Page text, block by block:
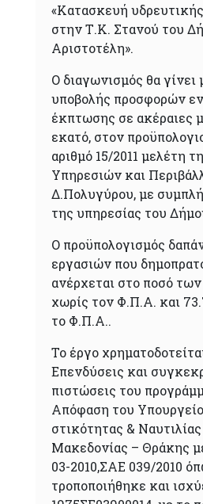
«Κατασκευή
στην Τ.Κ. Στανού του
Αριστοτέλη».
Ο διαγωνισμός θα
υποβολής προσφορών
έκπτωσης σε ακέραιες
εκατό, στον
αριθμό 15/2011 μελέτη
Υπηρεσιών και
Δ.Πολυγύρου, με
της υπηρεσίας του
Ο προϋπολογισμός
εργασιών που
ανέρχεται στο ποσό
χωρίς τον Φ.Π.Α. και
το Φ.Π.Α..
Το έργο
Επενδύσεις και
πιστώσεις του
Απόφαση του
στικότητας &
Μακεδονίας – Θράκης
03-2010,ΣΑΕ 039/2010
τροποποιήθηκε και